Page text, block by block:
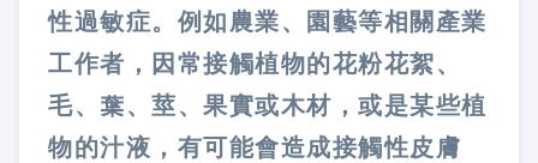
性過敏症。例如農業、園藝等相關產業
工作者，因常接觸植物的花粉花絮、
毛、葉、莖、果實或木材，或是某些植
物的汁液，有可能會造成接觸性皮膚